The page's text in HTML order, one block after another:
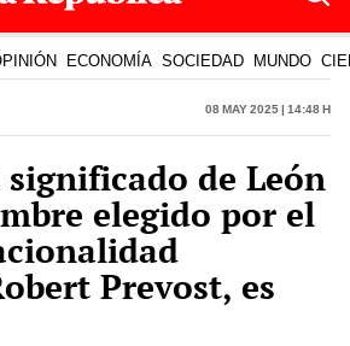
ECONOMÍA SOCIEDAD MUNDO
08 May 2025 | 14:48 h
significado de León
elegido por el
Prevost, es